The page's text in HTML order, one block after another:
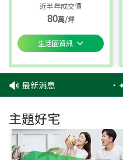
近半年成交價
80萬/坪
生活圈資訊
最新消息 ‧
主題好宅